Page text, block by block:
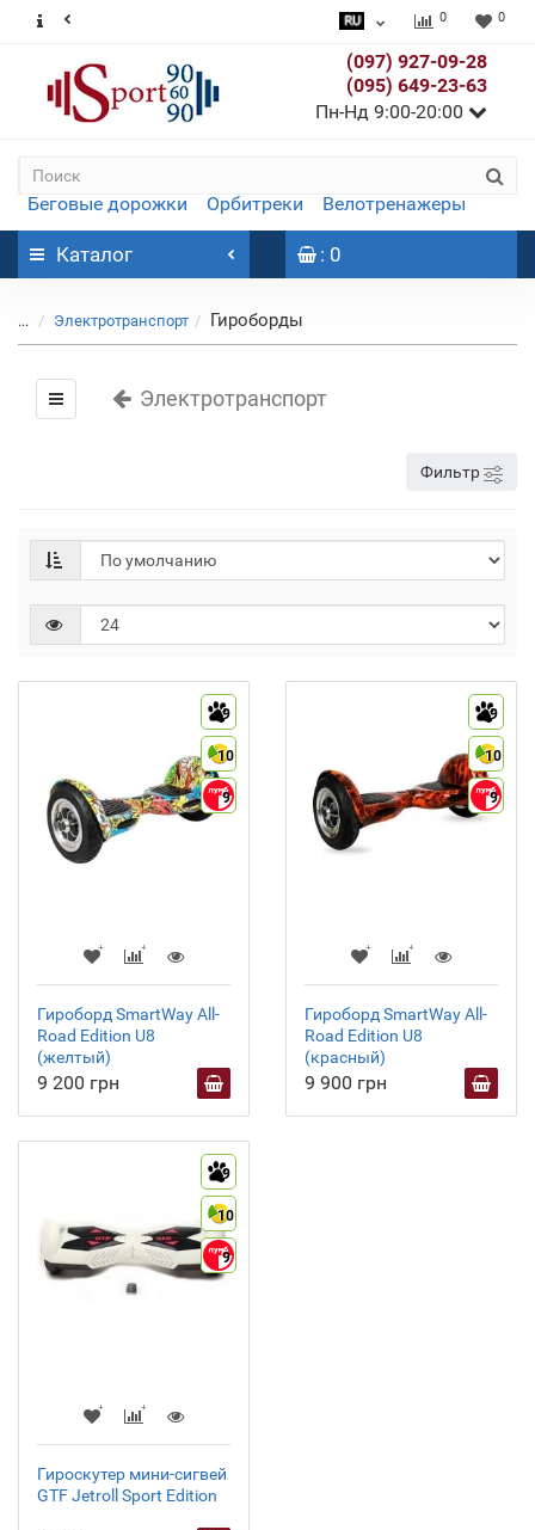
0 0
(097) 927-09-28
(095) 649-23-63
Пн-Нд 9:00-20:00
Беговые дорожки Орбитреки Велотренажеры
Каталог : 0
... Электротранспорт Гироборды
Электротранспорт
Фильтр
9
10
9
Гироборд SmartWay All-
Road Edition U8
(желтый)
9 200 грн
9
10
9
Гироборд SmartWay All-
Road Edition U8
(красный)
9 900 грн
9
10
9
Гироскутер мини-сигвей
GTF Jetroll Sport Edition